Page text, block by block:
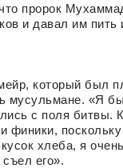
пророк
и давал им пить
который был
мусульмане. «Я
с поля
финики,
хлеба, я
его».